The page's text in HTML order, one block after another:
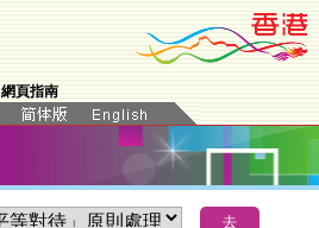
網頁指南